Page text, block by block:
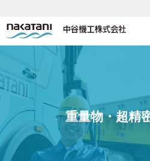
中谷機工について
理念・ご挨拶
会社概要
歴史
重量物・超精